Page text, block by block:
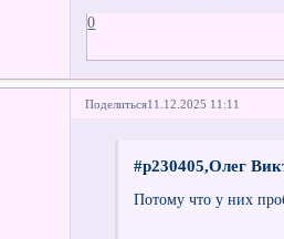
0
Поделиться11.12.2025 11:11
#p230405,Олег
Потому что у них